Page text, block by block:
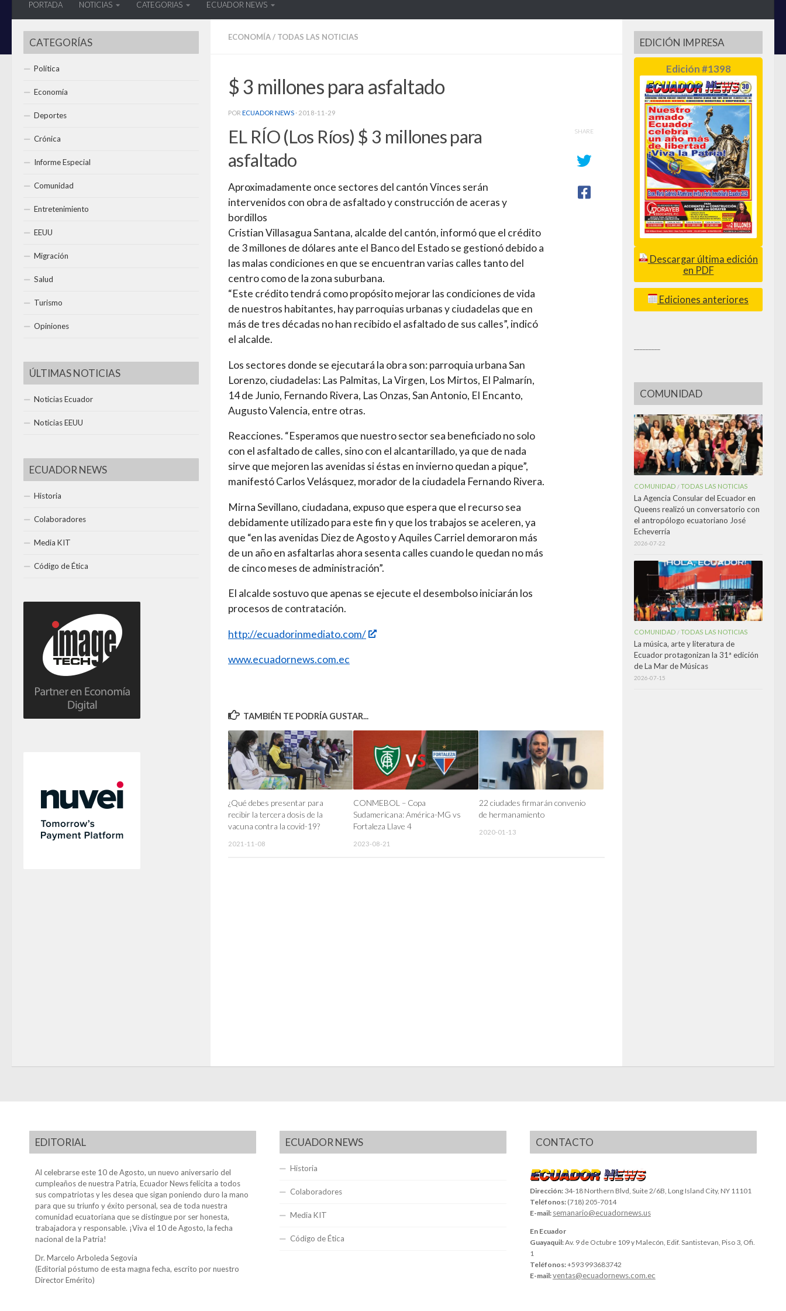
PORTADA NOTICIAS CATEGORIAS ECUADOR NEWS
ECONOMÍA/ TODAS LAS NOTICIAS
$ 3 millones para asfaltado
POR ECUADOR NEWS · 2018-11-29
EL RÍO (Los Ríos) $ 3 millones para
asfaltado
Aproximadamente once sectores del cantón Vinces serán
intervenidos con obra de asfaltado y construcción de aceras y
bordillos
Cristian Villasagua Santana, alcalde del cantón, informó que el crédito
de 3 millones de dólares ante el Banco del Estado se gestionó debido a
las malas condiciones en que se encuentran varias calles tanto del
centro como de la zona suburbana.
“Este crédito tendrá como propósito mejorar las condiciones de vida
de nuestros habitantes, hay parroquias urbanas y ciudadelas que en
más de tres décadas no han recibido el asfaltado de sus calles”, indicó
el alcalde.
Los sectores donde se ejecutará la obra son: parroquia urbana San
Lorenzo, ciudadelas: Las Palmitas, La Virgen, Los Mirtos, El Palmarín,
14 de Junio, Fernando Rivera, Las Onzas, San Antonio, El Encanto,
Augusto Valencia, entre otras.
Reacciones. “Esperamos que nuestro sector sea beneficiado no solo
con el asfaltado de calles, sino con el alcantarillado, ya que de nada
sirve que mejoren las avenidas si éstas en invierno quedan a pique”,
manifestó Carlos Velásquez, morador de la ciudadela Fernando Rivera.
Mirna Sevillano, ciudadana, expuso que espera que el recurso sea
debidamente utilizado para este fin y que los trabajos se aceleren, ya
que “en las avenidas Diez de Agosto y Aquiles Carriel demoraron más
de un año en asfaltarlas ahora sesenta calles cuando le quedan no más
de cinco meses de administración”.
El alcalde sostuvo que apenas se ejecute el desembolso iniciarán los
procesos de contratación.
http://ecuadorinmediato.com/
www.ecuadornews.com.ec
SHARE
TAMBIÉN TE PODRÍA GUSTAR...
¿Qué debes presentar para
recibir la tercera dosis de la
vacuna contra la covid-19?
2021-11-08
CONMEBOL – Copa
Sudamericana: América-MG vs
Fortaleza Llave 4
2023-08-21
22 ciudades firmarán convenio
de hermanamiento
2020-01-13
CATEGORÍAS
Política
Economía
Deportes
Crónica
Informe Especial
Comunidad
Entretenimiento
EEUU
Migración
Salud
Turismo
Opiniones
ÚLTIMAS NOTICIAS
Noticias Ecuador
Noticias EEUU
ECUADOR NEWS
Historia
Colaboradores
Media KIT
Código de Ética
EDICIÓN IMPRESA
Edición #1398
Descargar última edición
en PDF
Ediciones anteriores
COMUNIDAD
COMUNIDAD /TODAS LAS NOTICIAS
La Agencia Consular del Ecuador en
Queens realizó un conversatorio con
el antropólogo ecuatoriano José
Echeverría
2026-07-22
COMUNIDAD /TODAS LAS NOTICIAS
La música, arte y literatura de
Ecuador protagonizan la 31ª edición
de La Mar de Músicas
2026-07-15
EDITORIAL
Al celebrarse este 10 de Agosto, un nuevo aniversario del
cumpleaños de nuestra Patria, Ecuador News felicita a todos
sus compatriotas y les desea que sigan poniendo duro la mano
para que su triunfo y éxito personal, sea de toda nuestra
comunidad ecuatoriana que se distingue por ser honesta,
trabajadora y responsable. ¡Viva el 10 de Agosto, la fecha
nacional de la Patria!
Dr. Marcelo Arboleda Segovia
(Editorial póstumo de esta magna fecha, escrito por nuestro
Director Emérito)
ECUADOR NEWS
Historia
Colaboradores
Media KIT
Código de Ética
CONTACTO
Dirección: 34-18 Northern Blvd, Suite 2/6B, Long Island City, NY 11101
Teléfonos: (718) 205-7014
E-mail: semanario@ecuadornews.us
En Ecuador
Guayaquil:Av. 9 de Octubre 109 y Malecón, Edif. Santistevan, Piso 3, Ofi.
1
Teléfonos:+593 993683742
E-mail:ventas@ecuadornews.com.ec